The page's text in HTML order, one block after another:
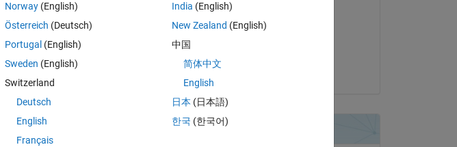
am 28 Mai 2025
Norway(English)
Österreich (Deutsch)
Portugal (English)
Sweden (English)
Switzerland
Deutsch
English
Français
India (English)
New Zealand (English)
中国
简体中文
English
日本 (日本語)
한국 (한국어)